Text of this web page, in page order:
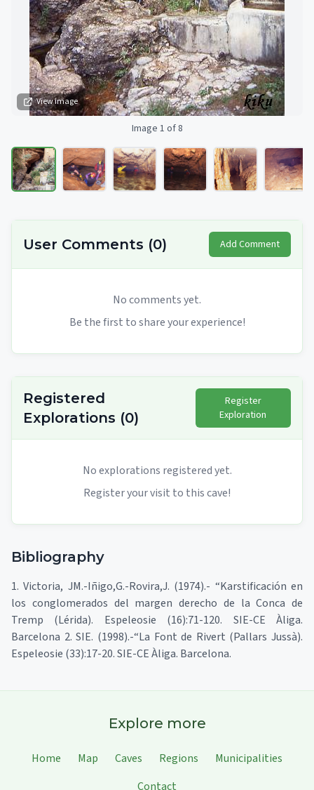
View image
Image 1 of 8
User Comments (0) Add Comment
No comments yet.
Be the first to share your experience!
Registered
Explorations (0)
Register
Exploration
No explorations registered yet.
Register your visit to this cave!
Bibliography
1. Victoria, JM.-Iñigo,G.-Rovira,J. (1974).- “Karstificación en
los conglomerados del margen derecho de la Conca de
Tremp (Lérida). Espeleosie (16):71-120. SIE-CE Àliga.
Barcelona 2. SIE. (1998).-“La Font de Rivert (Pallars Jussà).
Espeleosie (33):17-20. SIE-CE Àliga. Barcelona.
Explore more
Home Map Caves Regions
Municipalities
Contact